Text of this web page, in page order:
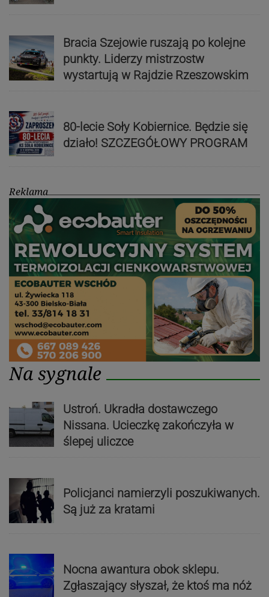
Bracia Szejowie ruszają po kolejne
punkty. Liderzy mistrzostw
wystartują w Rajdzie Rzeszowskim
80-lecie Soły Kobiernice. Będzie się
działo! SZCZEGÓŁOWY PROGRAM
Reklama
Na sygnale
Ustroń. Ukradła dostawczego
Nissana. Ucieczkę zakończyła w
ślepej uliczce
Policjanci namierzyli poszukiwanych.
Są już za kratami
Nocna awantura obok sklepu.
Zgłaszający słyszał, że ktoś ma nóż